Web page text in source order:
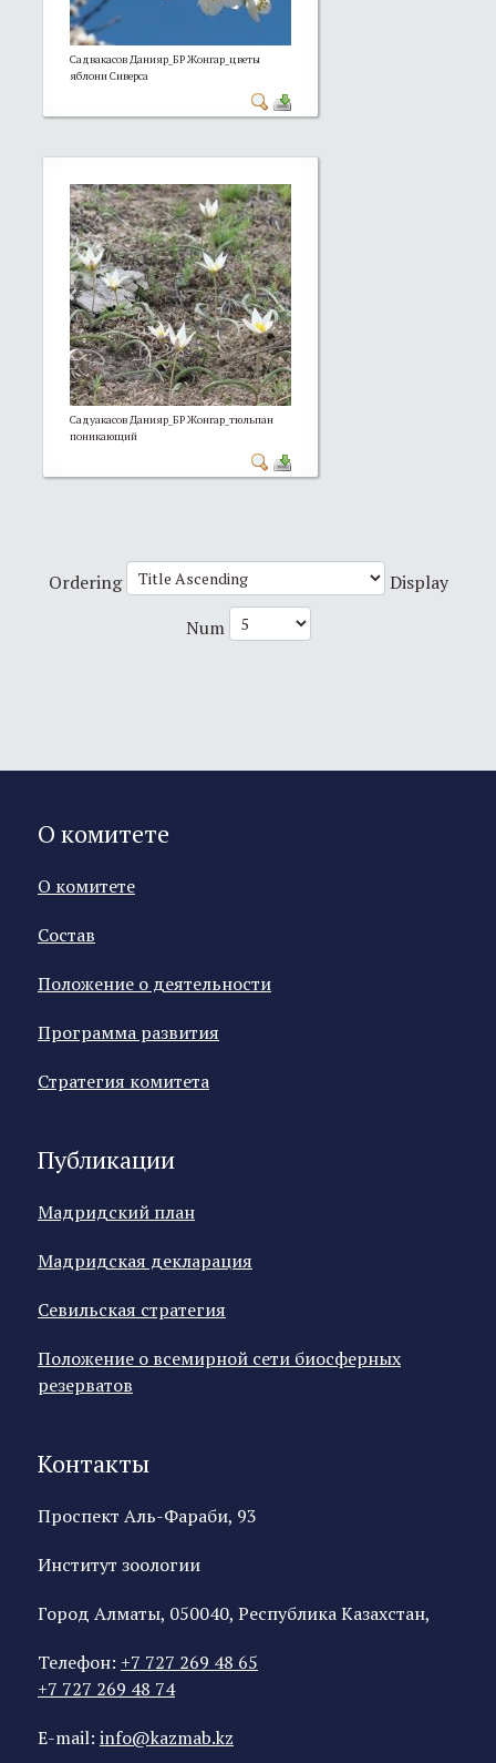
Садвакасов Данияр_БР Жонгар_цветы
яблони Сиверса
Садуакасов Данияр_БР Жонгар_тюльпан
поникающий
Ordering
Display
Num
О комитете
О комитете
Состав
Положение о деятельности
Программа развития
Стратегия комитета
Публикации
Мадридский план
Мадридская декларация
Севильская стратегия
Положение о всемирной сети биосферных
резерватов
Контакты
Проспект Аль-Фараби, 93
Институт зоологии
Город Алматы, 050040, Республика Казахстан,
Телефон: +7 727 269 48 65
+7 727 269 48 74
E-mail: info@kazmab.kz